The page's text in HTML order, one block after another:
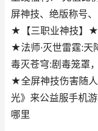
屏神技、绝版称号
★【三职业神技】★
★法师·灭世雷霆:天
毒灭苍穹:剧毒笼罩
★全屏神技伤害随
光》来公益服手机
哪里